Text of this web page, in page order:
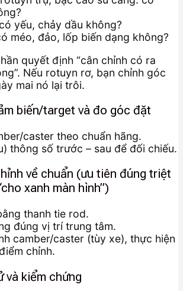
yếu, chảy dầu không?
méo, đảo, lốp biến dạng không?
quyết định “cân chỉnh có ra
Nếu rotuyn rơ, bạn chỉnh góc
mai nó lại trôi.
biến/target và đo góc đặt
caster theo chuẩn hãng.
thông số trước – sau để đối chiếu.
về chuẩn (ưu tiên đúng triệt
xanh màn hình”)
thanh tie rod.
đúng vị trí trung tâm.
camber/caster (tùy xe), thực hiện
chỉnh.
và kiểm chứng